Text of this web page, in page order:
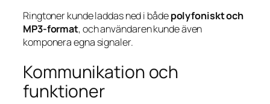
Ringtoner kunde laddas ned i bådepolyfoniskt och
MP3-format, och användaren kunde även
komponera egna signaler.
Kommunikation och
funktioner